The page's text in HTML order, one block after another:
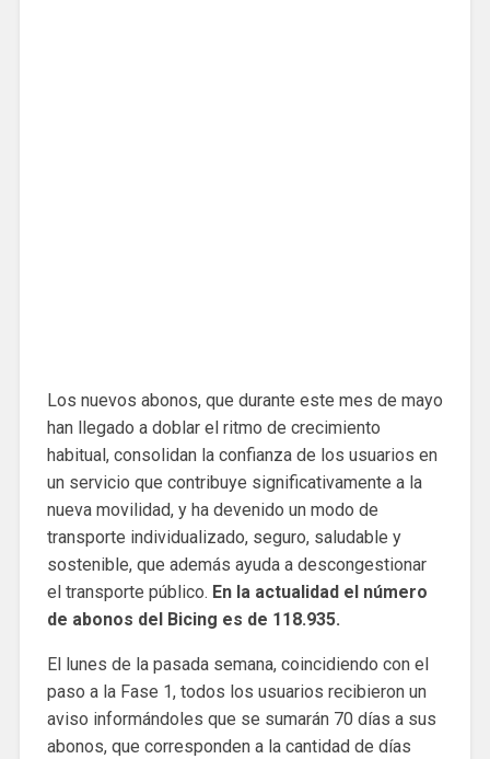
Los nuevos abonos, que durante este mes de mayo
han llegado a doblar el ritmo de crecimiento
habitual, consolidan la confianza de los usuarios en
un servicio que contribuye significativamente a la
nueva movilidad, y ha devenido un modo de
transporte individualizado, seguro, saludable y
sostenible, que además ayuda a descongestionar
el transporte público. En la actualidad el número
de abonos del Bicing es de 118.935.
El lunes de la pasada semana, coincidiendo con el
paso a la Fase 1, todos los usuarios recibieron un
aviso informándoles que se sumarán 70 días a sus
abonos, que corresponden a la cantidad de días